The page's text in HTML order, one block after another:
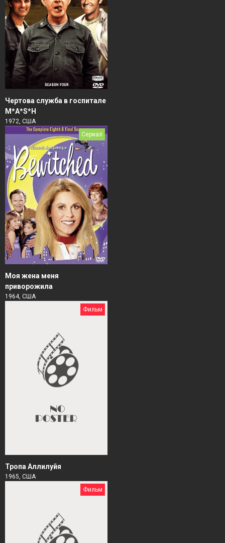
Чертова служба в гoспитале
M*A*S*H
1972, США
Сериал
Моя жена меня
приворожила
1964, США
Фильм
Тропа Аллилуйя
1965, США
Фильм